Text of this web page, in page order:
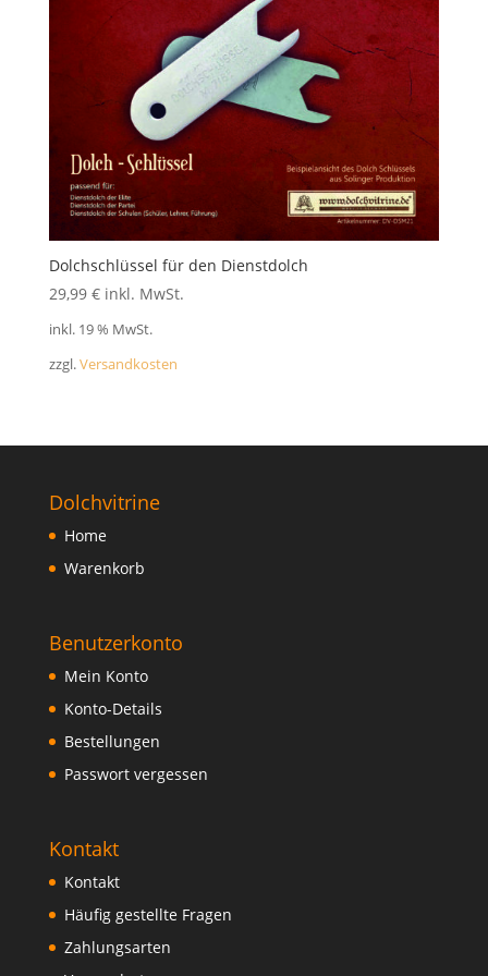
FAQ
Dolchschlüssel für den Dienstdolch
29,99 € inkl. MwSt.
inkl. 19 % MwSt.
zzgl.Versandkosten
Dolchvitrine
Home
Warenkorb
Benutzerkonto
Mein Konto
Konto-Details
Bestellungen
Passwort vergessen
Kontakt
Kontakt
Häufig gestellte Fragen
Zahlungsarten